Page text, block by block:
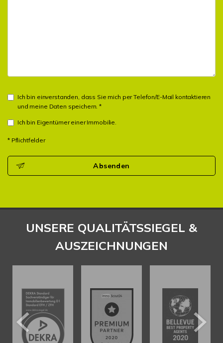
Ich bin einverstanden, dass Sie mich per Telefon/E-Mail kontaktieren
und meine Daten speichern. *
Ich bin Eigentümer einer Immobilie.
* Pflichtfelder
Absenden
UNSERE QUALITÄTSSIEGEL &
AUSZEICHNUNGEN